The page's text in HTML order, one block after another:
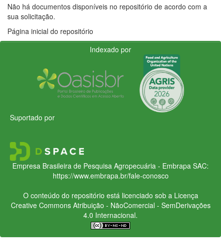
Não há documentos disponíveis no repositório de acordo com a
sua solicitação.
Página inicial do repositório
Indexado por
Suportado por
Empresa Brasileira de Pesquisa Agropecuária - Embrapa SAC:
https://www.embrapa.br/fale-conosco
O conteúdo do repositório está licenciado sob a Licença
Creative CommonsAtribuição - NãoComercial - SemDerivações
4.0 Internacional.